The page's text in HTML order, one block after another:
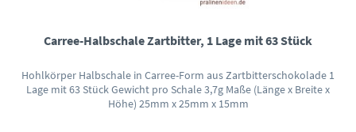
Carree-Halbschale Zartbitter, 1 Lage mit 63 Stück
Hohlkörper Halbschale in Carree-Form aus Zartbitterschokolade 1
Lage mit 63 Stück Gewicht pro Schale 3,7g Maße (Länge x Breite x
Höhe) 25mm x 25mm x 15mm